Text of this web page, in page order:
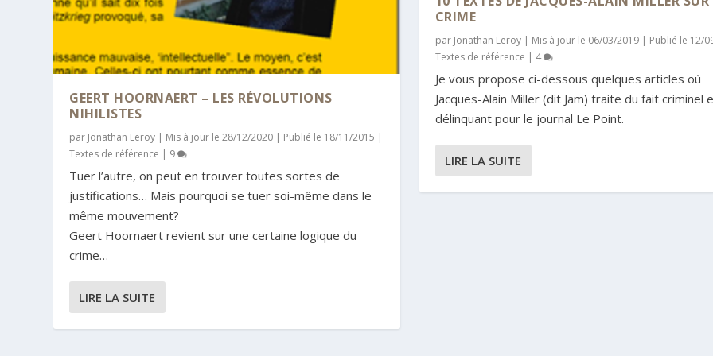
GEERT HOORNAERT – LES RÉVOLUTIONS
NIHILISTES
par Jonathan Leroy | Mis à jour le 28/12/2020 | Publié le 18/11/2015 |
Textes de référence | 9
Tuer l’autre, on peut en trouver toutes sortes de
justifications… Mais pourquoi se tuer soi-même dans le
même mouvement?
Geert Hoornaert revient sur une certaine logique du
crime…
LIRE LA SUITE
CRIME
par Jonathan Leroy| Mis à jour le 06/03/2019 | Publié le 12/
Textes de référence | 4
Je vous propose ci-dessous quelques articles où
Jacques-Alain Miller (dit Jam) traite du fait criminel
délinquant pour le journal Le Point.
LIRE LA SUITE